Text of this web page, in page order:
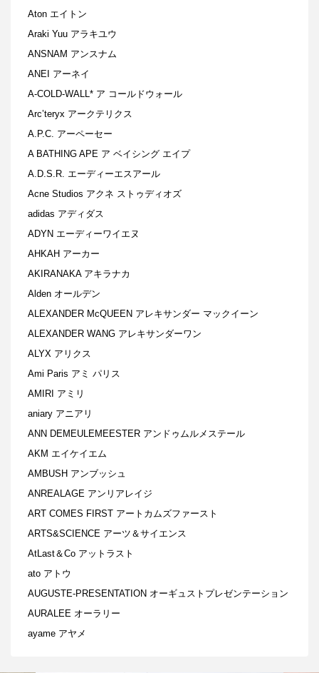
Aton エイトン
Araki Yuu アラキユウ
ANSNAM アンスナム
ANEI アーネイ
A-COLD-WALL* ア コールドウォール
Arc’teryx アークテリクス
A.P.C. アーペーセー
A BATHING APE ア ベイシング エイプ
A.D.S.R. エーディーエスアール
Acne Studios アクネ ストゥディオズ
adidas アディダス
ADYN エーディーワイエヌ
AHKAH アーカー
AKIRANAKA アキラナカ
Alden オールデン
ALEXANDER McQUEEN アレキサンダー マックイーン
ALEXANDER WANG アレキサンダーワン
ALYX アリクス
Ami Paris アミ パリス
AMIRI アミリ
aniary アニアリ
ANN DEMEULEMEESTER アンドゥムルメステール
AKM エイケイエム
AMBUSH アンブッシュ
ANREALAGE アンリアレイジ
ART COMES FIRST アートカムズファースト
ARTS&SCIENCE アーツ＆サイエンス
AtLast＆Co アットラスト
ato アトウ
AUGUSTE-PRESENTATION オーギュストプレゼンテーション
AURALEE オーラリー
ayame アヤメ